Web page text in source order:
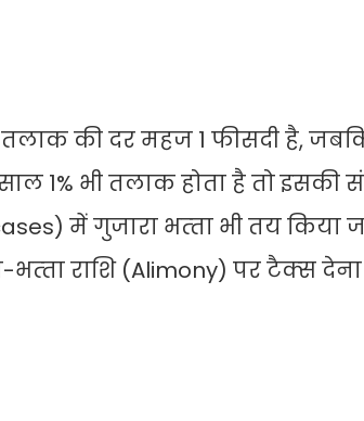
की दर महज 1 फीसदी है,
1% भी तलाक होता है तो इसकी
में गुजारा भत्‍ता भी तय किया
राशि (Alimony) पर टैक्‍स देना